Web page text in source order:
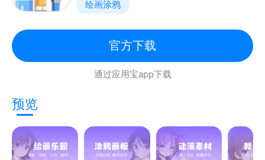
绘画涂鸦
官方下载
通过应用宝app下载
预览